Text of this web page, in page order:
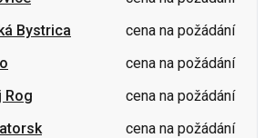
Bystrica
cena na požádání
cena na požádání
Rog
cena na požádání
cena na požádání